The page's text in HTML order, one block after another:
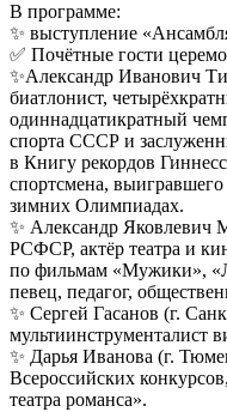
В программе:
✨️ выступление
✅️️ Почётные гости
✨️Александр Иванович
биатлонист,
одиннадцатикратный
спорта СССР и
в Книгу рекордов
спортсмена,
зимних Олимпиадах.
✨️ Александр
РСФСР, актёр театра и
по фильмам «Мужики»,
певец, педагог,
✨️ Сергей Гасанов (г.
мультиинструменталист
✨️ Дарья Иванова (г.
Всероссийских
театра романса».